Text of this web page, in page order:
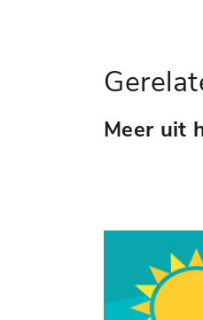
Meer uit